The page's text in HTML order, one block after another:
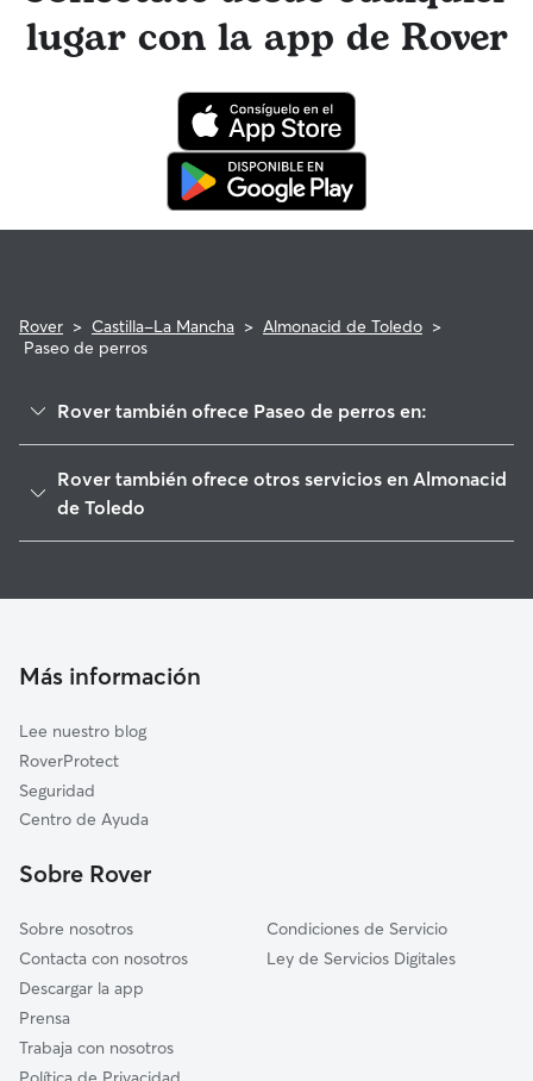
paseador de perros tienen acceso a asesoramiento de
profesionales veterinarios cualificados. En el improbable
caso de que surjan problemas durante una reserva, ten la
programa de reembolso de la Garantía Rover para asistencia
veterinaria que cumpla con los requisitos.
lugar con la app de Rover
Rover > Castilla-La Mancha > Almonacid de Toledo >
Paseo de perros
Rover también ofrece Paseo de perros en:
Mascaraque
Mora
Orgaz
Burguillos de Toledo
Sonseca
Manzaneque
Rover también ofrece otros servicios en Almonacid
de Toledo
Cuidadores a domicilio en Almonacid-De-Toledo
Más información
Lee nuestro blog
RoverProtect
Seguridad
Centro de Ayuda
Sobre Rover
Sobre nosotros
Contacta con nosotros
Descargar la app
Prensa
Trabaja con nosotros
Condiciones de Servicio
Ley de Servicios Digitales